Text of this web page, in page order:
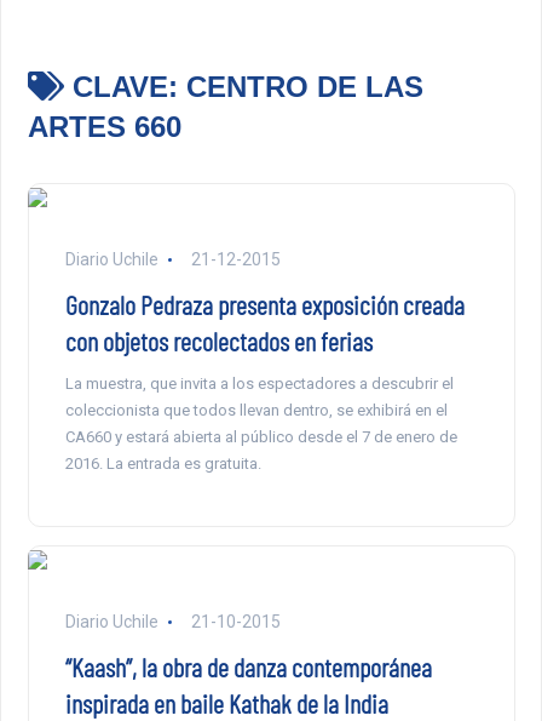
CLAVE: CENTRO DE LAS
ARTES 660
Diario Uchile 21-12-2015
Gonzalo Pedraza presenta exposición creada
con objetos recolectados en ferias
La muestra, que invita a los espectadores a descubrir el
coleccionista que todos llevan dentro, se exhibirá en el
CA660 y estará abierta al público desde el 7 de enero de
2016. La entrada es gratuita.
Diario Uchile 21-10-2015
“Kaash”, la obra de danza contemporánea
inspirada en baile Kathak de la India